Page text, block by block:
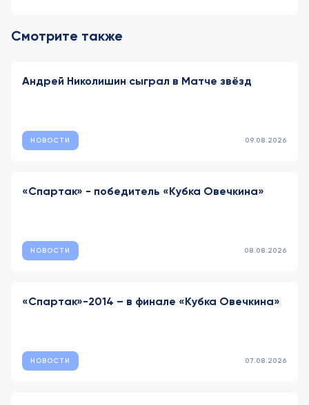
Смотрите также
Андрей Николишин сыграл в Матче звёзд
НОВОСТИ 09.08.2026
«Спартак» - победитель «Кубка Овечкина»
НОВОСТИ 08.08.2026
«Спартак»-2014 – в финале «Кубка Овечкина»
НОВОСТИ 07.08.2026